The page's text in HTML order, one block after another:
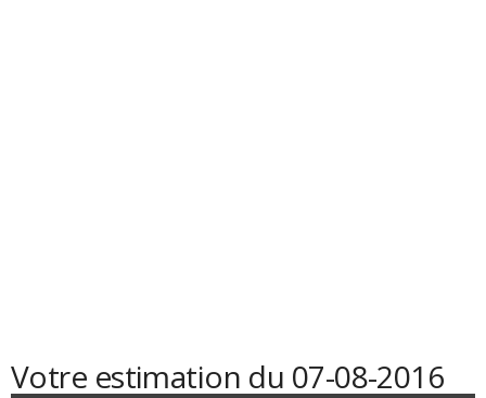
Votre estimation du 07-08-2016